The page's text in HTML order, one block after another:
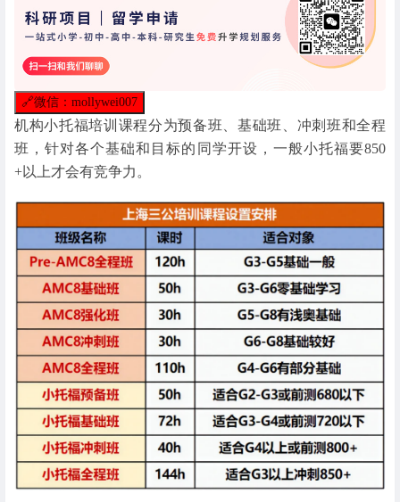
🔗微信：mollywei007
机构小托福培训课程分为预备班、基础班、冲刺班和全程
班，针对各个基础和目标的同学开设，一般小托福要850
+以上才会有竞争力。